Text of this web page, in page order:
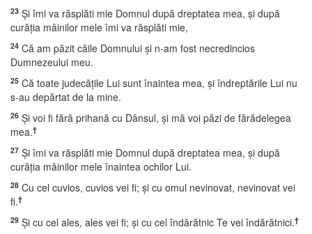
23 Şi îmi va răsplăti mie Domnul după dreptatea mea, şi după
curăţia mâinilor mele îmi va răsplăti mie,
24 Că am păzit căile Domnului şi n-am fost necredincios
Dumnezeului meu.
25 Că toate judecăţile Lui sunt înaintea mea, şi îndreptările Lui nu
s-au depărtat de la mine.
26 Şi voi fi fără prihană cu Dânsul, şi mă voi păzi de fărădelegea
mea.†
27 Şi îmi va răsplăti mie Domnul după dreptatea mea, şi după
curăţia mâinilor mele înaintea ochilor Lui.
28 Cu cel cuvios, cuvios vei fi; şi cu omul nevinovat, nevinovat vei
fi.†
29 Şi cu cel ales, ales vei fi; şi cu cel îndărătnic Te vei îndărătnici.†